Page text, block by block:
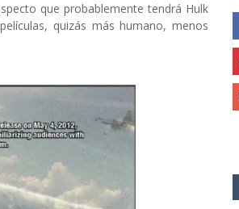
que probablemente tendrá Hulk
quizás más humano, menos